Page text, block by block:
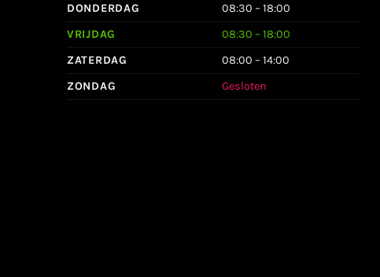
DONDERDAG
08:30 – 18:00
VRIJDAG
08:30 – 18:00
ZATERDAG
08:00 – 14:00
ZONDAG
Gesloten